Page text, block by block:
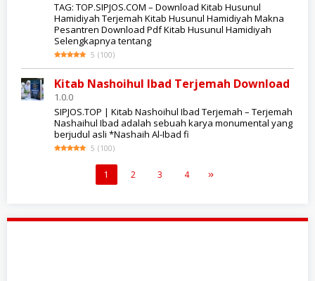
TAG: TOP.SIPJOS.COM – Download Kitab Husunul
Hamidiyah Terjemah Kitab Husunul Hamidiyah Makna
Pesantren Download Pdf Kitab Husunul Hamidiyah
Selengkapnya tentang
5 (100)
Kitab Nashoihul Ibad Terjemah Download
1.0.0
SIPJOS.TOP | Kitab Nashoihul Ibad Terjemah – Terjemah
Nashaihul Ibad adalah sebuah karya monumental yang
berjudul asli *Nashaih Al-Ibad fi
5 (100)
1 2 3 4